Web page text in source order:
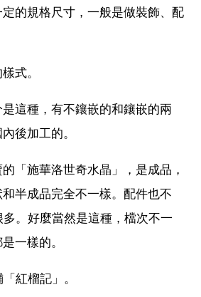
的規格尺寸，一般是做裝飾、配
式。
這種，有不鑲嵌的和鑲嵌的兩
後加工的。
「施華洛世奇水晶」，是成品，
半成品完全不一樣。配件也不
。好麼當然是這種，檔次不一
一樣的。
紅榴記」。